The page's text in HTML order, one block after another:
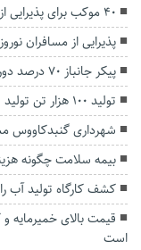
۴۰ موکب برای پذیرایی از جاماندگان اربعین در گنبدکاووس ثبت نام کردند
پذیرایی از مسافران
پیکر جانباز ۷۰ درصد دوران دفاع مقدس در گنبدکاووس تشییع شد
تولید ۱۰۰ هزار تن تولید توت فرنگی در گلستان
شهرداری گنبدکاووس
بیمه سلامت چگونه
کشف کارگاه توليد آب
قیمت بالای خمیرمایه
است